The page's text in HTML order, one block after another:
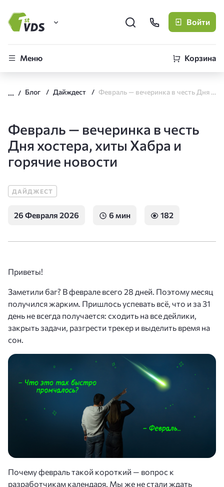
FirstVDS (вы здесь)
CLO
Войти
Меню Корзина
Блог Дайждест Февраль — вечеринка в честь Дня хостера, хиты Хабра и горячие новости
Февраль — вечеринка в честь
Дня хостера, хиты Хабра и
горячие новости
ДАЙДЖЕСТ
26 Февраля 2026 6 мин 182
Приветы!
Заметили баг? В феврале всего 28 дней. Поэтому месяц
получился жарким. Пришлось успевать всё, что и за 31
день не всегда получается: сходить на все дейлики,
закрыть задачи, разгрести трекер и выделить время на
сон.
Почему февраль такой короткий — вопрос к
разработчикам календаря. Мы же не стали ждать